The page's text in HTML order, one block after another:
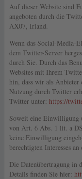
Auf dieser Website sind
angeboten durch die
AX07, Irland.
Wenn das Social-Media-
dem Twitter-Server
durch Sie. Durch das
Websites mit Ihrem
hin, dass wir als
Nutzung durch Twitter
Twitter unter: https://
Soweit eine Einwilligung
von Art. 6 Abs. 1 lit. a
keine Einwilligung
berechtigten Interesses
Die Datenübertragung in
Details finden Sie hier: